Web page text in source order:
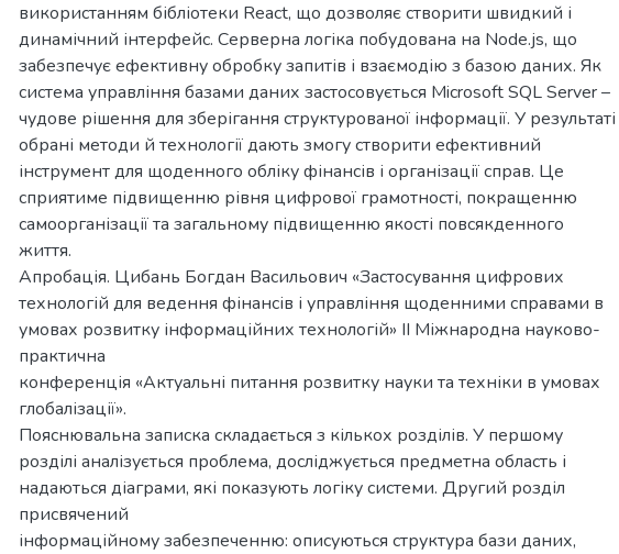
використанням бібліотеки React, що дозволяє створити швидкий і
динамічний інтерфейс. Серверна логіка побудована на Node.js, що
забезпечує ефективну обробку запитів і взаємодію з базою даних. Як
система управління базами даних застосовується Microsoft SQL Server –
чудове рішення для зберігання структурованої інформації. У результаті
обрані методи й технології дають змогу створити ефективний
інструмент для щоденного обліку фінансів і організації справ. Це
сприятиме підвищенню рівня цифрової грамотності, покращенню
самоорганізації та загальному підвищенню якості повсякденного
життя.
Апробація. Цибань Богдан Васильович «Застосування цифрових
технологій для ведення фінансів і управління щоденними справами в
умовах розвитку інформаційних технологій» ІІ Міжнародна науково-
практична
конференція «Актуальні питання розвитку науки та техніки в умовах
глобалізації».
Пояснювальна записка складається з кількох розділів. У першому
розділі аналізується проблема, досліджується предметна область і
надаються діаграми, які показують логіку системи. Другий розділ
присвячений
інформаційному забезпеченню: описуються структура бази даних,